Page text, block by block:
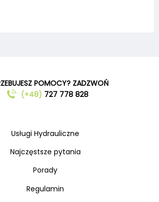
POMOCY? ZADZWOŃ
(+48) 727 778 828
Usługi Hydrauliczne
Najczęstsze pytania
Porady
Regulamin